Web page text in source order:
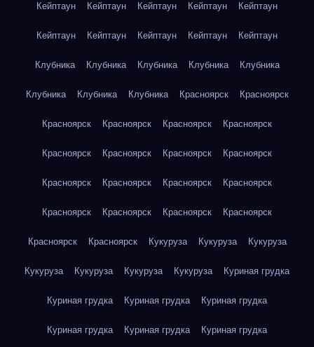
Кейптаун Кейптаун Кейптаун Кейптаун Кейптаун
Кейптаун Кейптаун Кейптаун Кейптаун Кейптаун
Клубника Клубника Клубника Клубника Клубника
Клубника Клубника Клубника Красноярск Красноярск
Красноярск Красноярск Красноярск Красноярск
Красноярск Красноярск Красноярск Красноярск
Красноярск Красноярск Красноярск Красноярск
Красноярск Красноярск Красноярск Красноярск
Красноярск Красноярск Кукуруза Кукуруза Кукуруза
Кукуруза Кукуруза Кукуруза Кукуруза Куриная грудка
Куриная грудка Куриная грудка Куриная грудка
Куриная грудка Куриная грудка Куриная грудка